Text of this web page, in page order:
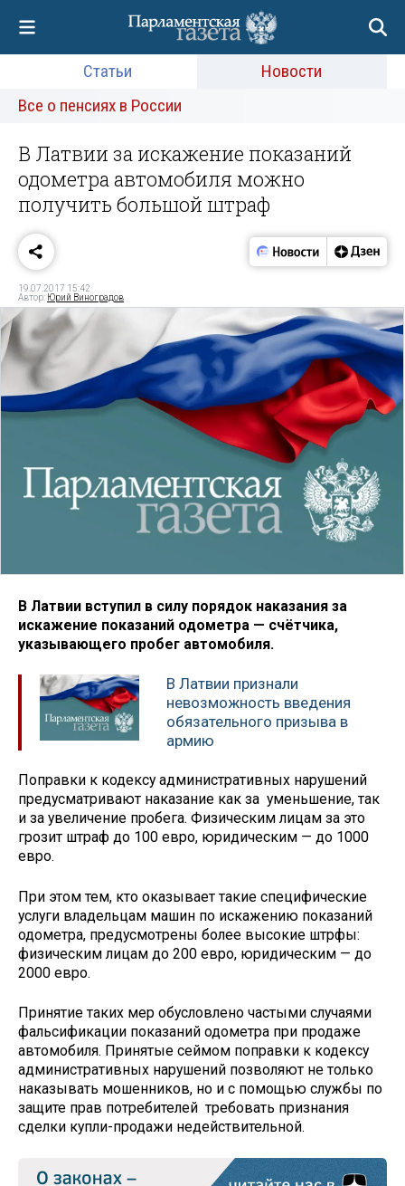
Статьи
Новости
Все о пенсиях в России
В Латвии за искажение показаний
одометра автомобиля можно
получить большой штраф
19.07.2017 15:42
Автор: Юрий Виноградов
В Латвии вступил в силу порядок наказания за
искажение показаний одометра — счётчика,
указывающего пробег автомобиля.
В Латвии признали
невозможность введения
обязательного призыва в
армию
Поправки к кодексу административных нарушений
предусматривают наказание как за уменьшение, так
и за увеличение пробега. Физическим лицам за это
грозит штраф до 100 евро, юридическим — до 1000
евро.
При этом тем, кто оказывает такие специфические
услуги владельцам машин по искажению показаний
одометра, предусмотрены более высокие штрфы:
физическим лицам до 200 евро, юридическим — до
2000 евро.
Принятие таких мер обусловлено частыми случаями
фальсификации показаний одометра при продаже
автомобиля. Принятые сеймом поправки к кодексу
административных нарушений позволяют не только
наказывать мошенников, но и с помощью службы по
защите прав потребителей требовать признания
сделки купли-продажи недействительной.